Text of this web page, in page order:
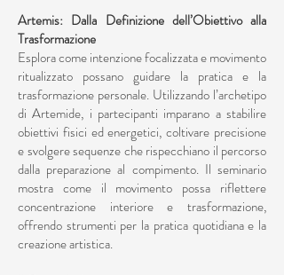
Artemis: Dalla Definizione dell’Obiettivo alla
Trasformazione
Esplora come intenzione focalizzata e movimento
ritualizzato possano guidare la pratica e la
trasformazione personale. Utilizzando l’archetipo
di Artemide, i partecipanti imparano a stabilire
obiettivi fisici ed energetici, coltivare precisione
e svolgere sequenze che rispecchiano il percorso
dalla preparazione al compimento. Il seminario
mostra come il movimento possa riflettere
concentrazione interiore e trasformazione,
offrendo strumenti per la pratica quotidiana e la
creazione artistica.